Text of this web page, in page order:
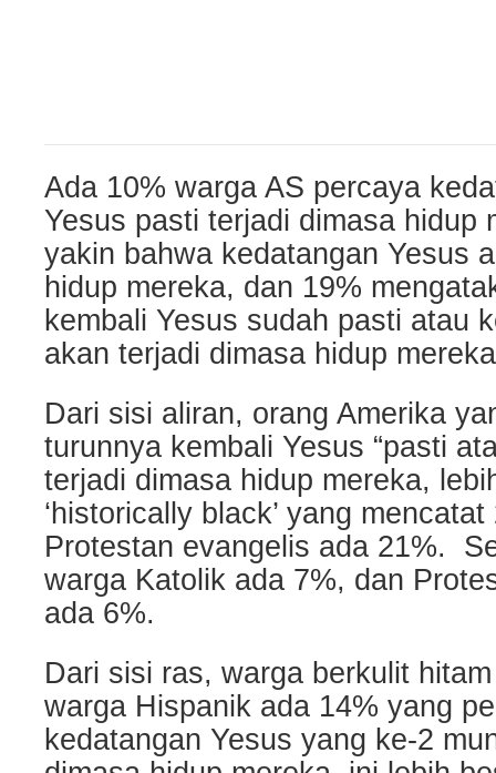
Ada 10% warga AS percaya
Yesus pasti terjadi dimasa hidup
yakin bahwa kedatangan Yesus
hidup mereka, dan 19%
kembali Yesus sudah pasti atau
akan terjadi dimasa hidup
Dari sisi aliran, orang Amerika
turunnya kembali Yesus “pasti
terjadi dimasa hidup mereka,
‘historically black’ yang
Protestan evangelis ada 21%.
warga Katolik ada 7%, dan
ada 6%.
Dari sisi ras, warga berkulit
warga Hispanik ada 14% yang
kedatangan Yesus yang ke-2